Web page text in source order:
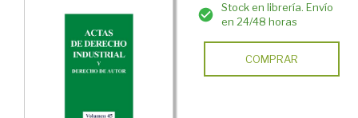
Stock en librería. Envío
en 24/48 horas
COMPRAR